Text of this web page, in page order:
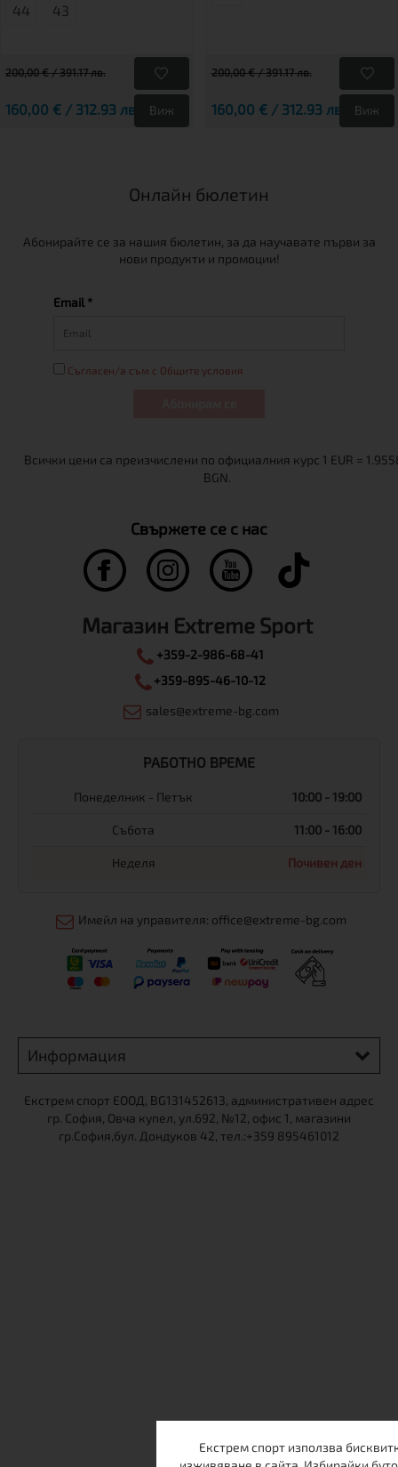
44 43
200,00 € / 391.17 лв.
160,00 € / 312.93 лв. Виж
200,00 € / 391.17 лв.
160,00 € / 312.93 лв. Виж
Онлайн бюлетин
Абонирайте се за нашия бюлетин, за да научавате първи за
нови продукти и промоции!
Email *
Съгласен/а съм с Общите условия
Свържете се с нас
Магазин Extreme Sport
+359-2-986-68-41
+359-895-46-10-12
sales@extreme-bg.com
РАБОТНО ВРЕМЕ
Понеделник - Петък 10:00 - 19:00
Събота 11:00 - 16:00
Неделя Почивен ден
Имейл на управителя: office@extreme-bg.com
Информация
Екстрем спорт ЕООД, BG131452613, административен адрес
гр. София, Овча купел, ул.692, №12, офис 1, магазини
гр.София,бул. Дондуков 42, тел.:+359 895461012
Екстрем спорт използва